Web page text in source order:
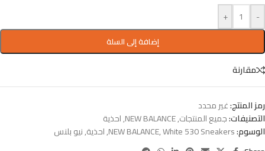
-
+
إضافة إلى السلة
مقارنة
رمز المنتج:غير محدد
التصنيفات:جميع المنتجات,
NEW BALANCE
,احذية
الوسوم:
NEW BALANCE,White 530 Sneakers
,احذية,نيو بلنس